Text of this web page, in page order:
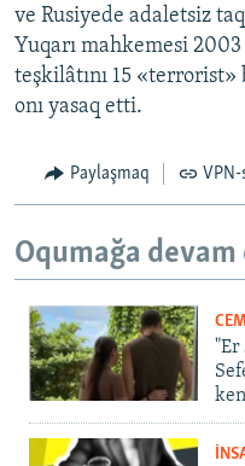
ve Rusiyede adaletsiz
Yuqarı mahkemesi
teşkilâtını 15
onı yasaq etti.
Paylaşmaq VPN-
Oqumağa
"Er